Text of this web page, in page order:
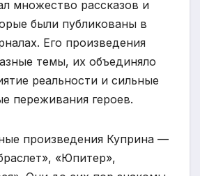
множество рассказов и
были публикованы в
Его произведения
темы, их объединяло
реальности и сильные
переживания героев.
произведения Куприна —
«Юпитер»,